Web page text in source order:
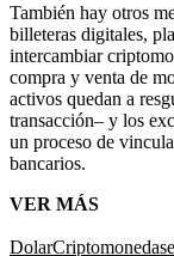
También hay otros
billeteras digitales,
intercambiar
compra y venta de
activos quedan a
transacción– y los
un proceso de
bancarios.
VER MÁS
DolarCriptomonedas